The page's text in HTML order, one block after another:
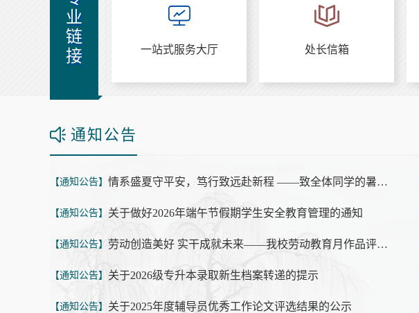
业
链
接
一站式服务大厅 处长信箱
通知公告
【通知公告】 情系盛夏守平安，笃行致远赴新程 ——致全体同学的暑期一封信
【通知公告】 关于做好2026年端午节假期学生安全教育管理的通知
【通知公告】 劳动创造美好 实干成就未来——我校劳动教育月作品评选结果揭晓
【通知公告】 关于2026级专升本录取新生档案转递的提示
【通知公告】 关于2025年度辅导员优秀工作论文评选结果的公示